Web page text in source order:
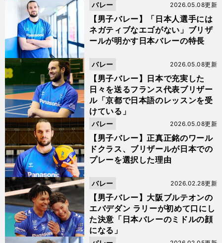
【男子バレー】「日本人選手には
ネガティブなエゴがない」ブリザ
ールが明かす日本バレーの特長
2026.05.08更新
バレー
【男子バレー】日本で充実した
日々を送るフランス代表ブリザー
ル「京都で日本語のレッスンを受
けている」
2026.05.08更新
バレー
【男子バレー】正真正銘のワール
ドクラス、ブリザールが日本での
プレーを選択した理由
2026.05.08更新
バレー
【男子バレー】大阪ブルテオンの
エバデダン ラリーが初めて口にし
た決意「日本バレーのミドルの顔
になる」
2026.02.28更新
バレー